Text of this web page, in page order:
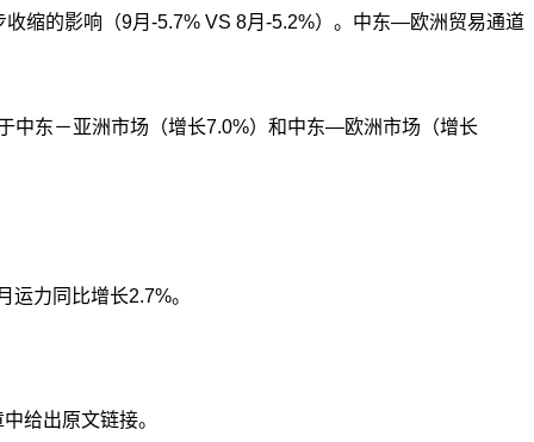
缩的影响（9月-5.7% VS 8月-5.2%）。中东—欧洲贸易通道
中东－亚洲市场（增长7.0%）和中东—欧洲市场（增长
力同比增长2.7%。
给出原文链接。